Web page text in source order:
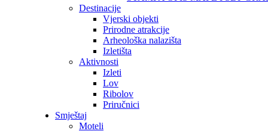
Destinacije
Vjerski objekti
Prirodne atrakcije
Arheološka nalazišta
Izletišta
Aktivnosti
Izleti
Lov
Ribolov
Priručnici
Smještaj
Moteli